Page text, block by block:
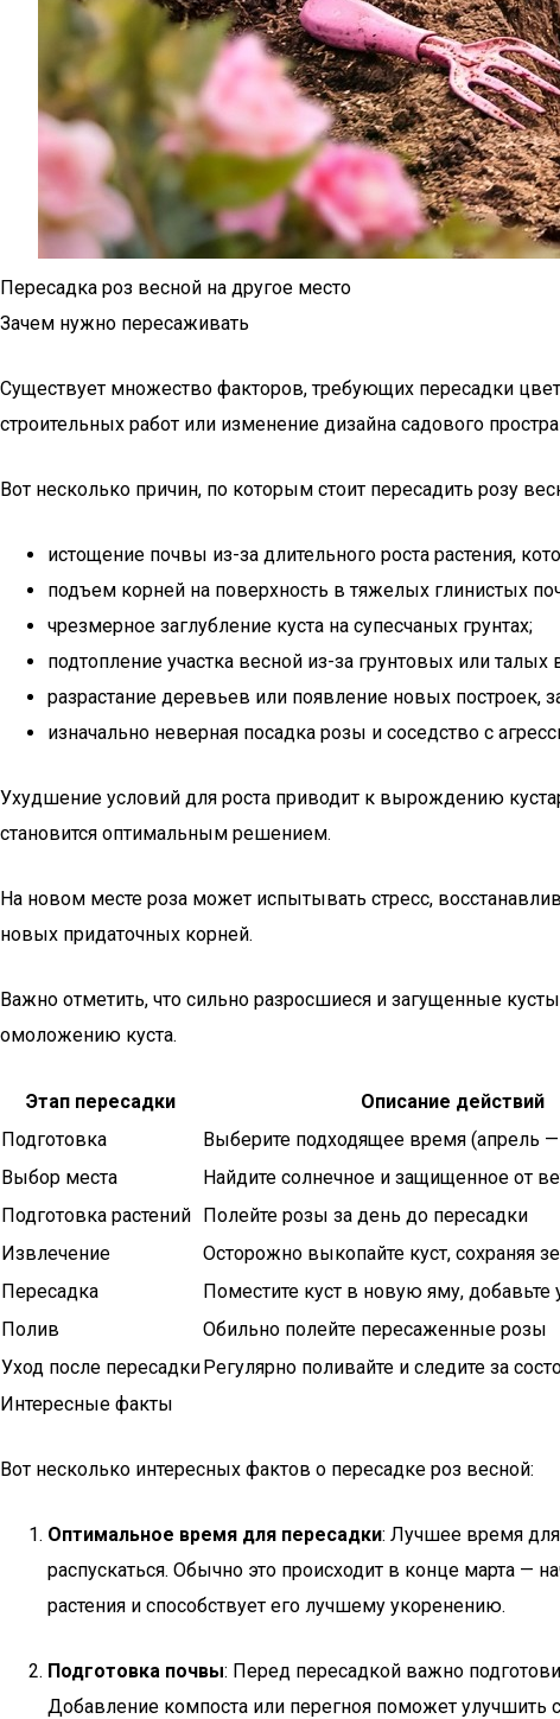
Пересадка роз весной на другое место
Зачем нужно пересаживать
Существует множество факторов, требующих пересадки
строительных работ или изменение дизайна садового
Вот несколько причин, по которым стоит пересадить розу
истощение почвы из-за длительного роста растения,
подъем корней на поверхность в тяжелых глинистых
чрезмерное заглубление куста на супесчаных грунтах;
подтопление участка весной из-за грунтовых или талых
разрастание деревьев или появление новых построек,
изначально неверная посадка розы и соседство с
Ухудшение условий для роста приводит к вырождению
становится оптимальным решением.
На новом месте роза может испытывать стресс,
новых придаточных корней.
Важно отметить, что сильно разросшиеся и загущенные
омоложению куста.
Этап пересадки Описание действий
Подготовка
Выберите подходящее время (апрель
Выбор места
Найдите солнечное и защищенное от
Подготовка растений Полейте розы за день до пересадки
Извлечение
Осторожно выкопайте куст, сохраняя
Пересадка
Поместите куст в новую яму, добавьте
Полив
Обильно полейте пересаженные розы
Уход после пересадкиРегулярно поливайте и следите за
Интересные факты
Вот несколько интересных фактов о пересадке роз весной:
Оптимальное время для пересадки: Лучшее время для
распускаться. Обычно это происходит в конце марта —
растения и способствует его лучшему укоренению.
Подготовка почвы: Перед пересадкой важно
Добавление компоста или перегноя поможет улучшить